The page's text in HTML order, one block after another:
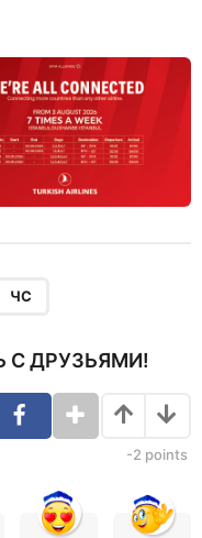
ЧС
С ДРУЗЬЯМИ!
-2 points